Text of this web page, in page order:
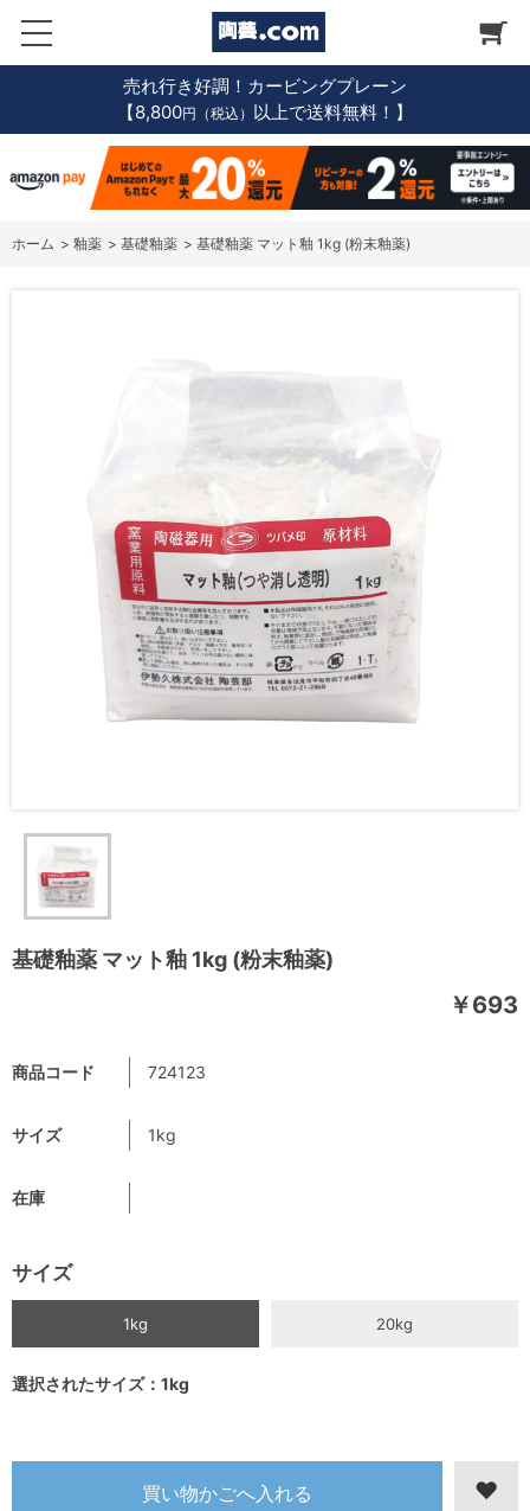
売れ行き好調！カービングプレーン
【8,800円（税込） 以上で送料無料！】
ホーム > 釉薬 > 基礎釉薬 > 基礎釉薬 マット釉 1kg (粉末釉薬)
基礎釉薬 マット釉 1kg (粉末釉薬)
￥693
商品コード 724123
サイズ 1kg
在庫
サイズ
1kg 20kg
選択されたサイズ：1kg